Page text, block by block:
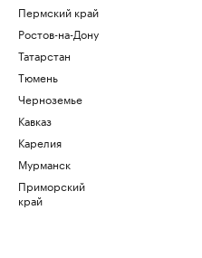
Пермский край
Ростов-на-Дону
Татарстан
Тюмень
Черноземье
Кавказ
Карелия
Мурманск
Приморский
край